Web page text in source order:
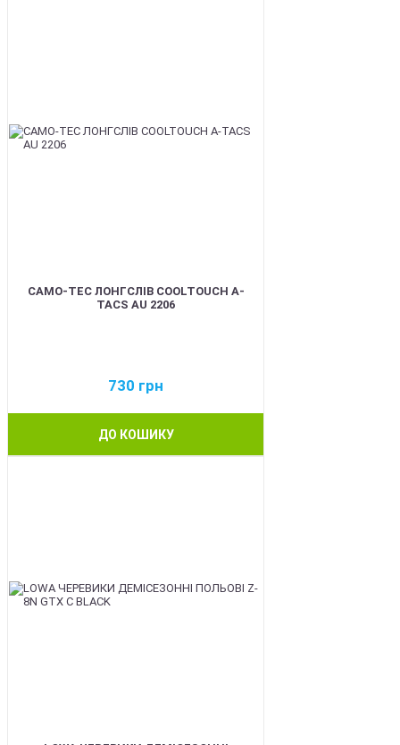
CAMO-TEC ЛОНГСЛІВ COOLTOUCH A-
TACS AU 2206
730 грн
ДО КОШИКУ